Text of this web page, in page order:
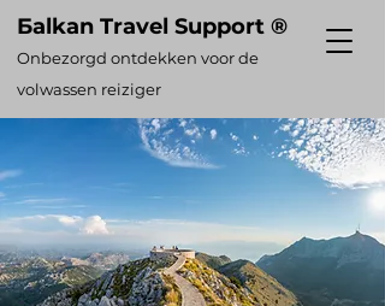
Бalkan Travel Support ®
Onbezorgd ontdekken voor de
volwassen reiziger